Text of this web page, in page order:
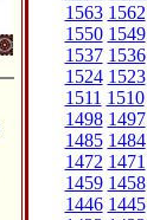
1563 1562
1550 1549
1537 1536
1524 1523
1511 1510
1498 1497
1485 1484
1472 1471
1459 1458
1446 1445